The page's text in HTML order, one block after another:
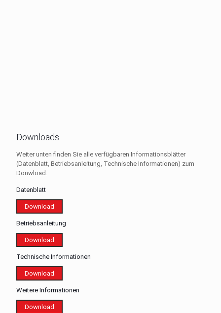
Downloads
Weiter unten finden Sie alle verfügbaren Informationsblätter
(Datenblatt, Betriebsanleitung, Technische Informationen) zum
Donwload.
Datenblatt
Download
Betriebsanleitung
Download
Technische Informationen
Download
Weitere Informationen
Download